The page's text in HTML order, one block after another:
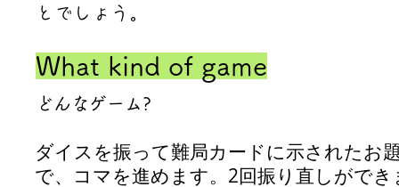
とでしょう。
​What kind of game
どんなゲーム?
ダイスを振って難局カードに示されたお
で、コマを進めます。2回振り直しがで